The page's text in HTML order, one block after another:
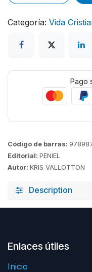
Categoría: Vida
Pago
Código de barras:
Editorial: PENIEL
Autor: KRIS VALLOTTON
Description
Enlaces útiles
Inicio